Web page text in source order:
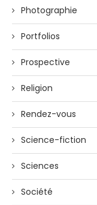
Photographie
Portfolios
Prospective
Religion
Rendez-vous
Science-fiction
Sciences
Société